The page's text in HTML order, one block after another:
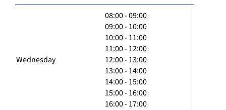
Wednesday
08:00 - 09:00
09:00 - 10:00
10:00 - 11:00
11:00 - 12:00
12:00 - 13:00
13:00 - 14:00
14:00 - 15:00
15:00 - 16:00
16:00 - 17:00